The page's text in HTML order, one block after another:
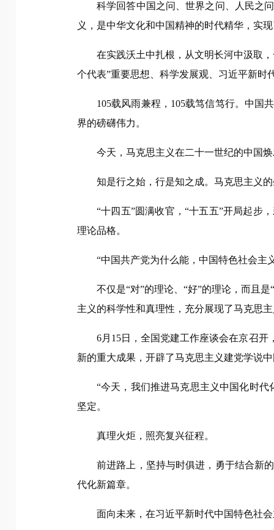
科学回答中国之问、世界之问、人民之
义，是中华文化和中国精神的时代精华，实
在实践沃土中扎根，从文明长河中汲取
个代表”重要思想、科学发展观、习近平新
105载风雨兼程，105载笃信笃行。中国
界的磅礴伟力。
今天，马克思主义在二十一世纪的中国
知是行之始，行是知之成。马克思主义
“十四五”圆满收官，“十五五”开局起步
理论品格。
“中国共产党为什么能，中国特色社会主
不仅是“对”的理论、“好”的理论，而且
主义的科学性和真理性，充分展现了马克思
6月15日，全国党建工作座谈会在京召
新的重大成果，开辟了马克思主义建党学说
“今天，我们推进马克思主义中国化时
坚定。
真理火炬，照亮复兴征程。
前进路上，坚持与时俱进，勇于结合新
代化新篇章。
面向未来，在习近平新时代中国特色社